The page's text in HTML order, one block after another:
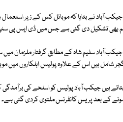
آباد نے بتایا کہ موبائل کس کے زیر
بھی تشکیل دی گئی ہے جس میں ڈی ایس پی
آباد سلیم شاہ کے مطابق گرفتار ملزمان میں
شامل ہیں اس کے علاوہ پولیس اہلکاروں میں موبائل
ہیں جیکب آباد پولیس کو اسلحے کی
کے بعد پریس کانفرنس ملتوی کردی گئی ہے۔